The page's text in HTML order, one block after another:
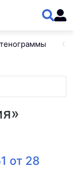
от 28